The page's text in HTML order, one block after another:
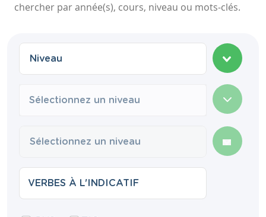
chercher par année(s), cours, niveau ou mots-clés.
Sélectionnez un niveau